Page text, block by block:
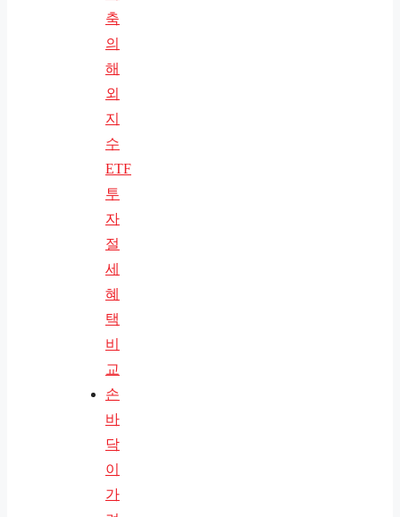
축
의
해
외
지
수
ETF
투
자
절
세
혜
택
비
교
손
바
닥
이
가